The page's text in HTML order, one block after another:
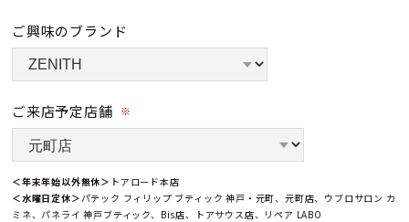
ご興味のブランド
ご来店予定店舗 ※
＜年末年始以外無休＞ トアロード本店
＜水曜日定休＞ パテック フィリップ ブティック 神戸・元町、元町店、ウブロサロン カ
ミネ、パネライ 神戸ブティック、Bis店、トアサウス店、リペア LABO